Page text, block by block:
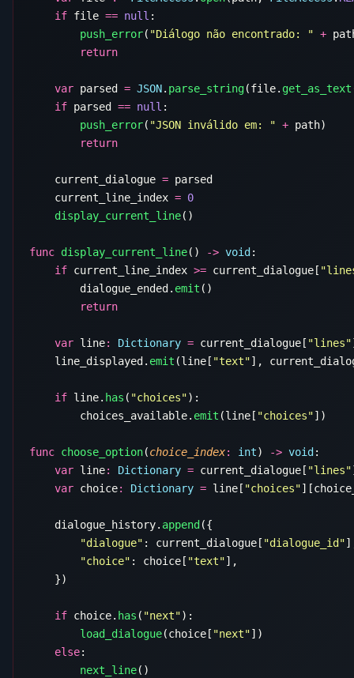
    if
file == null
        push_error
( "Diálogo não encontrado: " +
    var
parsed = JSON. parse_string(file. get_as_text
    if
parsed == null
        push_error
( "JSON inválido em: " +
    current_dialogue
=
    current_line_index
=
    display_current_line
func display_current_line() -> void
    if
current_line_index >= current_dialogue[
        dialogue_ended.
emit
    var
line: Dictionary = current_dialogue[ "lines"
    line_displayed.
emit (line[ "text"],
    if
line. has ( "choices"
        choices_available.
emit (line[ "choices"
func choose_option(choice_index: int) -> void
    var
line: Dictionary = current_dialogue[ "lines"
    var
choice: Dictionary = line[ "choices"
    dialogue_history.
append
        "dialogue"
: current_dialogue[ "dialogue_id"
        "choice"
: choice[ "text"
    if
choice. has ( "next"
        load_dialogue
(choice[ "next"
    else
        next_line